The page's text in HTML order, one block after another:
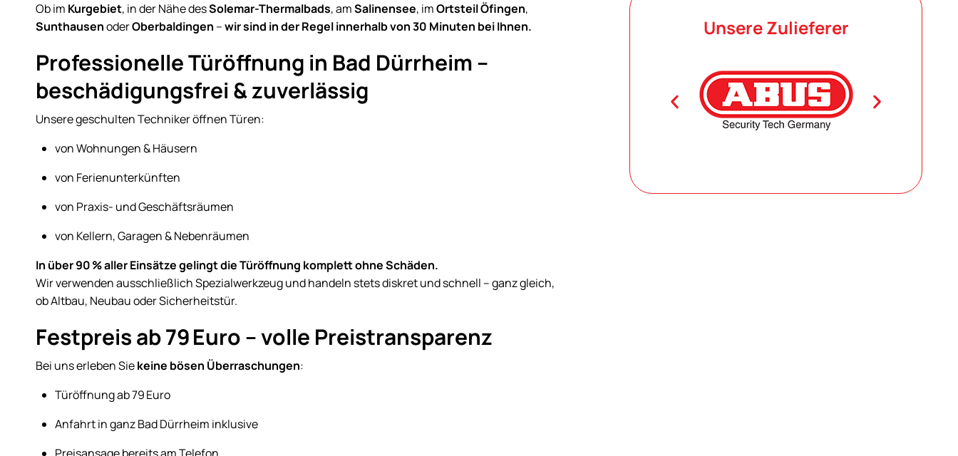
Ob im Kurgebiet, in der Nähe desSolemar-Thermalbads, amSalinensee, imOrtsteil Öfingen,
SunthausenoderOberbaldingen –wir sind in der Regel innerhalb von 30 Minuten bei Ihnen.
Professionelle Türöffnung in Bad Dürrheim –
beschädigungsfrei & zuverlässig
Unsere geschulten Techniker öffnen Türen:
von Wohnungen & Häusern
von Ferienunterkünften
von Praxis- und Geschäftsräumen
von Kellern, Garagen & Nebenräumen
In über 90 % aller Einsätze gelingt die Türöffnung komplett ohne Schäden.
Wir verwenden ausschließlich Spezialwerkzeug und handeln stets diskret und schnell – ganz gleich,
ob Altbau, Neubau oder Sicherheitstür.
Festpreis ab 79 Euro – volle Preistransparenz
Bei uns erleben Siekeine bösen Überraschungen:
Türöffnung ab 79 Euro
Anfahrt in ganz Bad Dürrheim inklusive
Unsere Zulieferer